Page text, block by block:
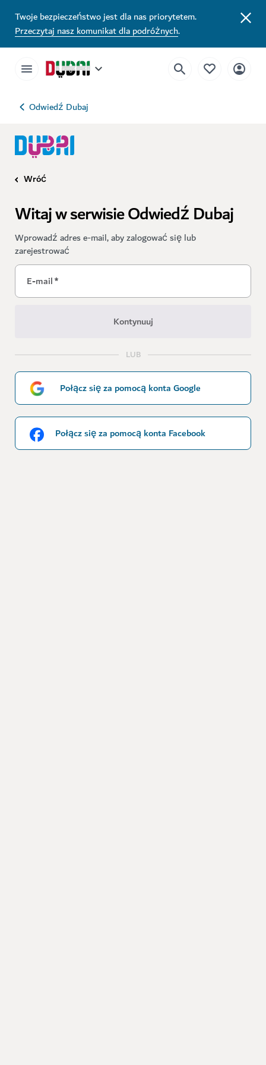
Twoje bezpieczeństwo jest dla nas priorytetem.
Przeczytaj nasz komunikat dla podróżnych.
Odwiedź Dubaj
Wróć
Witaj w serwisie Odwiedź Dubaj
Wprowadź adres e-mail, aby zalogować się lub
zarejestrować
E-mail*
Kontynuuj
LUB
Połącz się za pomocą konta Google
Połącz się za pomocą konta Facebook